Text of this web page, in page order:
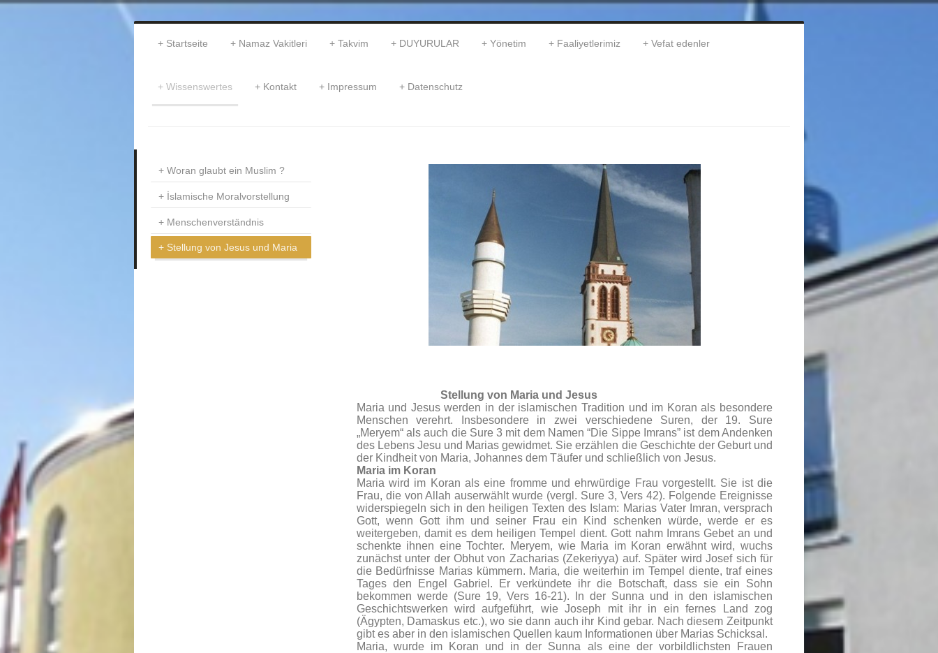
Startseite Namaz Vakitleri Takvim DUYURULAR Yönetim Faaliyetlerimiz Vefat edenler
Wissenswertes Kontakt Impressum Datenschutz
Stellung von Maria und Jesus
Maria und Jesus werden in der islamischen Tradition und im Koran als besondere
Menschen verehrt. Insbesondere in zwei verschiedene Suren, der 19. Sure
„Meryem“ als auch die Sure 3 mit dem Namen “Die Sippe Imrans” ist dem Andenken
des Lebens Jesu und Marias gewidmet. Sie erzählen die Geschichte der Geburt und
der Kindheit von Maria, Johannes dem Täufer und schließlich von Jesus.
Maria im Koran
Maria wird im Koran als eine fromme und ehrwürdige Frau vorgestellt. Sie ist die
Frau, die von Allah auserwählt wurde (vergl. Sure 3, Vers 42). Folgende Ereignisse
widerspiegeln sich in den heiligen Texten des Islam: Marias Vater Imran, versprach
Gott, wenn Gott ihm und seiner Frau ein Kind schenken würde, werde er es
weitergeben, damit es dem heiligen Tempel dient. Gott nahm Imrans Gebet an und
schenkte ihnen eine Tochter. Meryem, wie Maria im Koran erwähnt wird, wuchs
zunächst unter der Obhut von Zacharias (Zekeriyya) auf. Später wird Josef sich für
die Bedürfnisse Marias kümmern. Maria, die weiterhin im Tempel diente, traf eines
Tages den Engel Gabriel. Er verkündete ihr die Botschaft, dass sie ein Sohn
bekommen werde (Sure 19, Vers 16-21). In der Sunna und in den islamischen
Geschichtswerken wird aufgeführt, wie Joseph mit ihr in ein fernes Land zog
(Ägypten, Damaskus etc.), wo sie dann auch ihr Kind gebar. Nach diesem Zeitpunkt
gibt es aber in den islamischen Quellen kaum Informationen über Marias Schicksal.
Maria, wurde im Koran und in der Sunna als eine der vorbildlichsten Frauen
Woran glaubt ein Muslim ?
İslamische Moralvorstellung
Menschenverständnis
Stellung von Jesus und Maria